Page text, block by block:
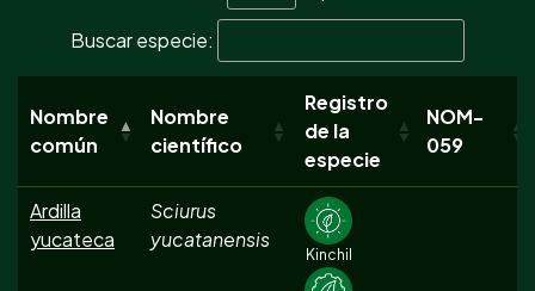
Buscar especie:
Nombre
común
Nombre
científico
Registro
de la
especie
NOM-
059
Ardilla
yucateca
Sciurus
yucatanensis
Kinchil